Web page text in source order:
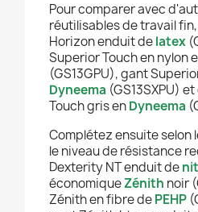
Pour comparer avec
réutilisables de travail
Horizon enduit delatex
Superior Touch en nylon
(GS13GPU), gant
Dyneema (GS13SXPU)
Touch gris enDyneema
Complétez ensuite selon
le niveau de résistance
Dexterity NT enduit de
économiqueZénith noir
Zénith en fibre dePEHP